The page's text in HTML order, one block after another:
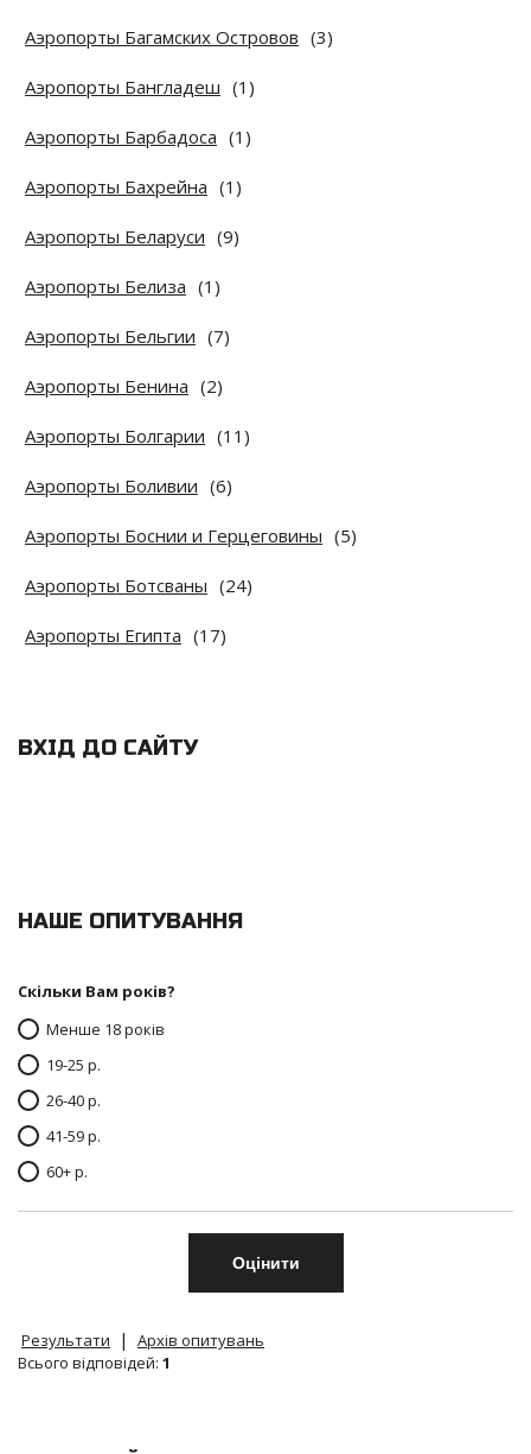
Аэропорты Багамских Островов (3)
Аэропорты Бангладеш (1)
Аэропорты Барбадоса (1)
Аэропорты Бахрейна (1)
Аэропорты Беларуси (9)
Аэропорты Белиза (1)
Аэропорты Бельгии (7)
Аэропорты Бенина (2)
Аэропорты Болгарии (11)
Аэропорты Боливии (6)
Аэропорты Боснии и Герцеговины (5)
Аэропорты Ботсваны (24)
Аэропорты Египта (17)
ВХІД ДО САЙТУ
НАШЕ ОПИТУВАННЯ
Скільки Вам років?
Менше 18 років
19-25 р.
26-40 р.
41-59 р.
60+ р.
Результати |
Архів опитувань
Всього відповідей: 1